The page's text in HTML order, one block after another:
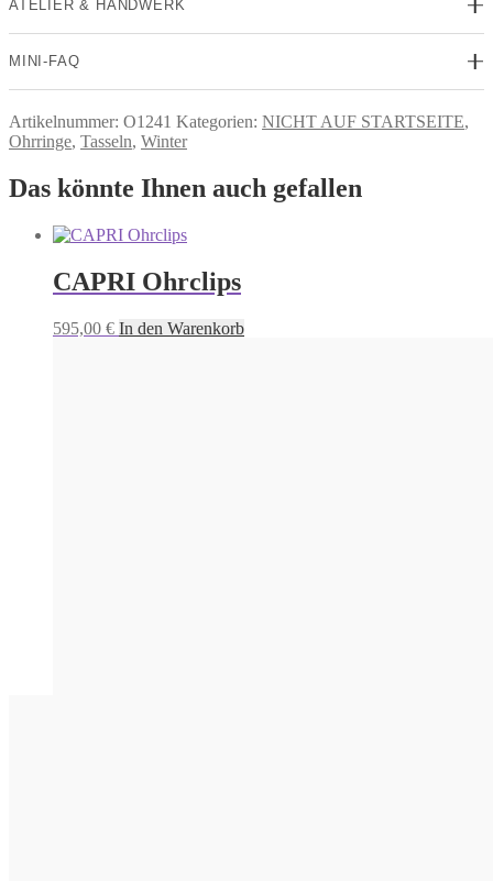
ATELIER & HANDWERK
MINI-FAQ
Artikelnummer: O1241 Kategorien: NICHT AUF STARTSEITE,
Ohrringe, Tasseln, Winter
Das könnte Ihnen auch gefallen
CAPRI Ohrclips
595,00 € In den Warenkorb